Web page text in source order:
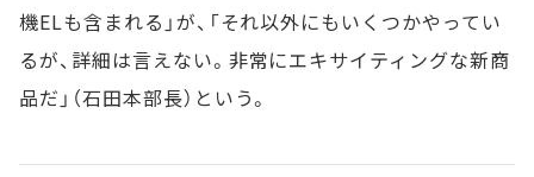
機ELも含まれる」が、「それ以外にもいくつかやってい
るが、詳細は言えない。非常にエキサイティングな新商
品だ」（石田本部長）という。